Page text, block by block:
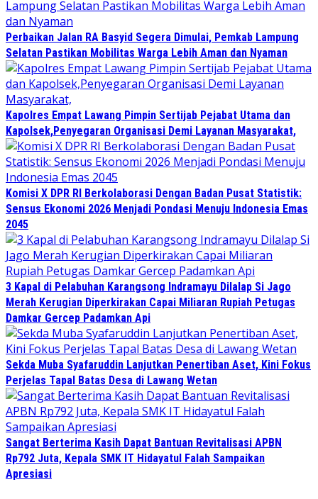
Perbaikan Jalan RA Basyid Segera Dimulai, Pemkab Lampung
Selatan Pastikan Mobilitas Warga Lebih Aman dan Nyaman
Kapolres Empat Lawang Pimpin Sertijab Pejabat Utama dan
Kapolsek,Penyegaran Organisasi Demi Layanan Masyarakat,
Komisi X DPR RI Berkolaborasi Dengan Badan Pusat Statistik:
Sensus Ekonomi 2026 Menjadi Pondasi Menuju Indonesia Emas
2045
3 Kapal di Pelabuhan Karangsong Indramayu Dilalap Si Jago
Merah Kerugian Diperkirakan Capai Miliaran Rupiah Petugas
Damkar Gercep Padamkan Api
Sekda Muba Syafaruddin Lanjutkan Penertiban Aset, Kini Fokus
Perjelas Tapal Batas Desa di Lawang Wetan
Sangat Berterima Kasih Dapat Bantuan Revitalisasi APBN
Rp792 Juta, Kepala SMK IT Hidayatul Falah Sampaikan
Apresiasi